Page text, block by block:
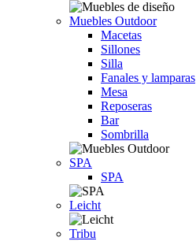
Muebles Outdoor
Macetas
Sillones
Silla
Fanales y lamparas
Mesa
Reposeras
Bar
Sombrilla
SPA
SPA
Leicht
Tribu